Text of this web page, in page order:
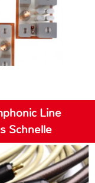
Line
Schnelle